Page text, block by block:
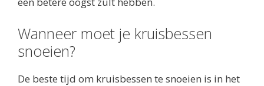
Wanneer moet je kruisbessen
snoeien?
De beste tijd om kruisbessen te snoeien is in het